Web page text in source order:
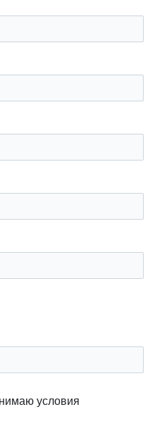
условия